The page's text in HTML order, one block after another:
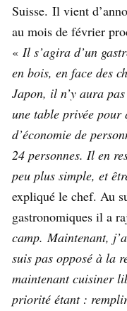
Suisse. Il vient
au mois de février
« Il s’agira d’un
en bois, en face des
Japon, il n’y aura
une table privée pour
d’économie de
24 personnes. Il en
peu plus simple, et
expliqué le chef. Au
gastronomiques il a
camp. Maintenant,
suis pas opposé à la
maintenant cuisiner
priorité étant :